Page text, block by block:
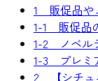
1 販促品や
1-1 販促品
1-2 ノベル
1-3 プレミ
2 【シチュ